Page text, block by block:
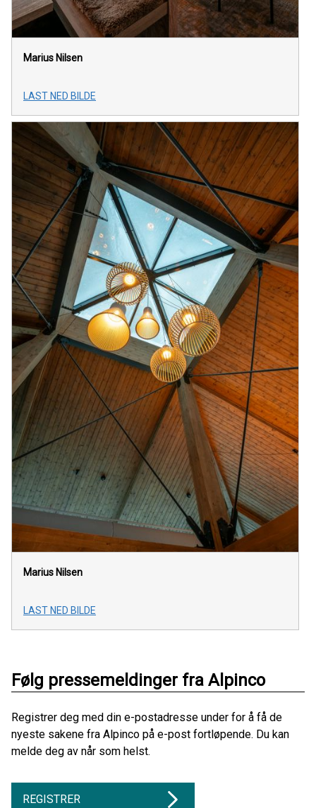
Marius Nilsen
LAST NED BILDE
Marius Nilsen
LAST NED BILDE
Følg pressemeldinger fra Alpinco
Registrer deg med din e-postadresse under for å få de
nyeste sakene fra Alpinco på e-post fortløpende. Du kan
melde deg av når som helst.
REGISTRER